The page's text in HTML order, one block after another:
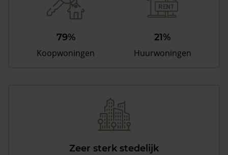
79%
Koopwoningen
21%
Huurwoningen
Zeer sterk stedelijk